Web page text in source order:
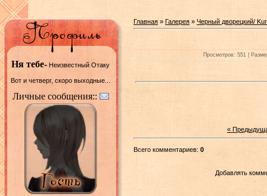
Ня тебе- Неизвестный Отаку
Вот и четверг, скоро выходные...
Личные сообщения::
Главная » Галерея » Черный дворецкий/
Просмотров: 551 |
«
Всего комментариев: 0
Добавлять